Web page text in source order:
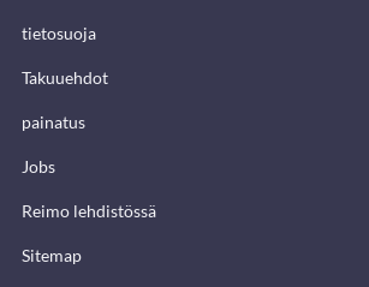
tietosuoja
Takuuehdot
painatus
Jobs
Reimo lehdistössä
Sitemap